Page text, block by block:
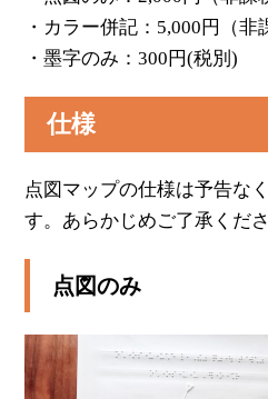
・カラー併記：5,000円（非
・墨字のみ：300円(税別)
仕様
点図マップの仕様は予告な
す。あらかじめご了承くださ
点図のみ